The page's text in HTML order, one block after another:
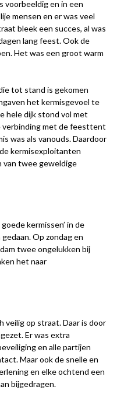
voorbeeldig en in een
mensen en er was veel
bleek een succes, al was
lang feest. Ook de
Het was een groot warm
tot stand is gekomen
het kermisgevoel te
hele dijk stond vol met
verbinding met de feesttent
was als vanouds. Daardoor
kermisexploitanten
van twee geweldige
kermissen’ in de
Op zondag en
twee ongelukken bij
het naar
veilig op straat. Daar is door
Er was extra
en alle partijen
Maar ook de snelle en
en elke ochtend een
bijgedragen.